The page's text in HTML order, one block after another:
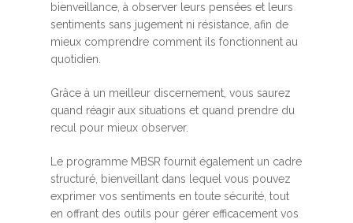
bienveillance, à observer leurs pensées et leurs
sentiments sans jugement ni résistance, afin de
mieux comprendre comment ils fonctionnent au
quotidien.
Grâce à un meilleur discernement, vous saurez
quand réagir aux situations et quand prendre du
recul pour mieux observer.
Le programme MBSR fournit également un cadre
structuré, bienveillant dans lequel vous pouvez
exprimer vos sentiments en toute sécurité, tout
en offrant des outils pour gérer efficacement vos